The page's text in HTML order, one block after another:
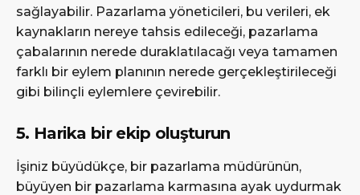
sağlayabilir. Pazarlama yöneticileri, bu verileri, ek
kaynakların nereye tahsis edileceği, pazarlama
çabalarının nerede duraklatılacağı veya tamamen
farklı bir eylem planının nerede gerçekleştirileceği
gibi bilinçli eylemlere çevirebilir.
5. Harika bir ekip oluşturun
İşiniz büyüdükçe, bir pazarlama müdürünün,
büyüyen bir pazarlama karmasına ayak uydurmak